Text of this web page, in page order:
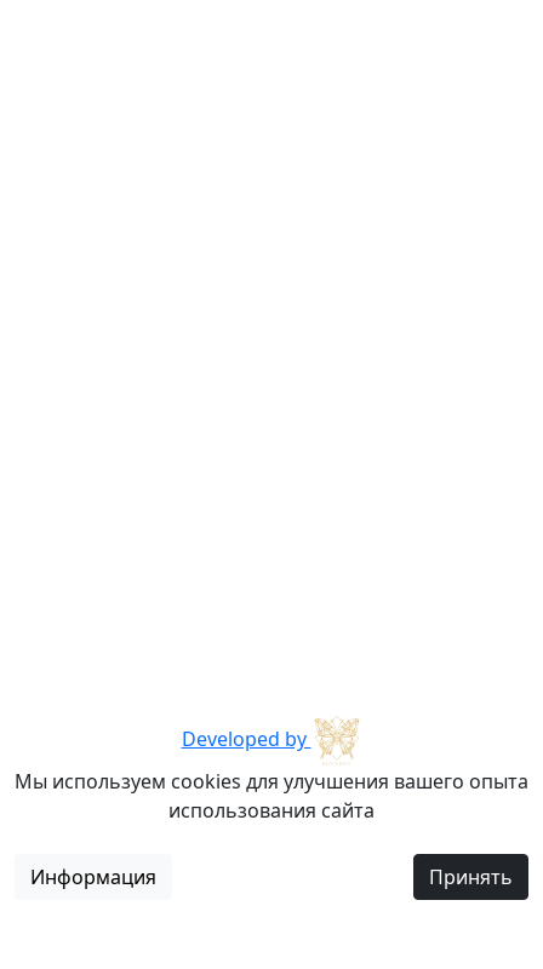
Developed by
Мы используем cookies для улучшения вашего опыта
использования сайта
Информация Принять